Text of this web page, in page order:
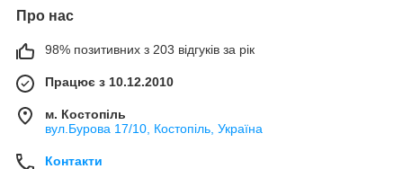
Про нас
98% позитивних з 203 відгуків за рік
Працює з 10.12.2010
м. Костопіль
вул.Бурова 17/10, Костопіль, Україна
Контакти